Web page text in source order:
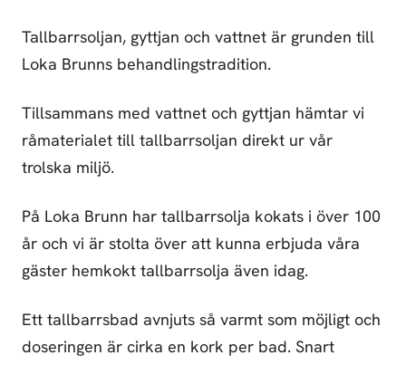
Tallbarrsoljan, gyttjan och vattnet är grunden till
Loka Brunns behandlingstradition.
Tillsammans med vattnet och gyttjan hämtar vi
råmaterialet till tallbarrsoljan direkt ur vår
trolska miljö.
På Loka Brunn har tallbarrsolja kokats i över 100
år och vi är stolta över att kunna erbjuda våra
gäster hemkokt tallbarrsolja även idag.
Ett tallbarrsbad avnjuts så varmt som möjligt och
doseringen är cirka en kork per bad. Snart